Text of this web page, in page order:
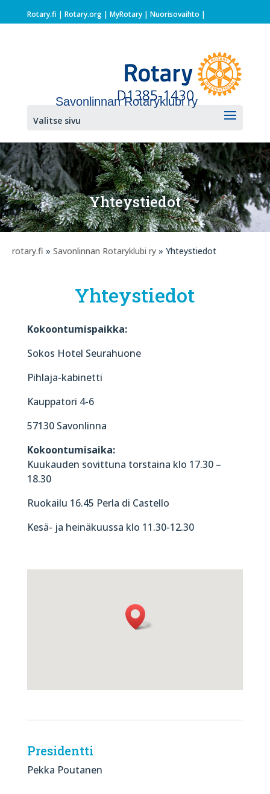
Rotary.fi | Rotary.org| MyRotary | Nuorisovaihto |
Savonlinnan Rotaryklubi ry
Valitse sivu
Yhteystiedot
rotary.fi » Savonlinnan Rotaryklubi ry » Yhteystiedot
Yhteystiedot
Kokoontumispaikka:
Sokos Hotel Seurahuone
Pihlaja-kabinetti
Kauppatori 4-6
57130 Savonlinna
Kokoontumisaika:
Kuukauden sovittuna torstaina klo 17.30 –
18.30
Ruokailu 16.45 Perla di Castello
Kesä- ja heinäkuussa klo 11.30-12.30
Presidentti
Pekka Poutanen